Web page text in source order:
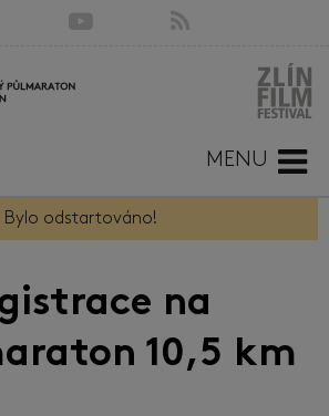
MENU
Bylo odstartováno!
na
10,5 km